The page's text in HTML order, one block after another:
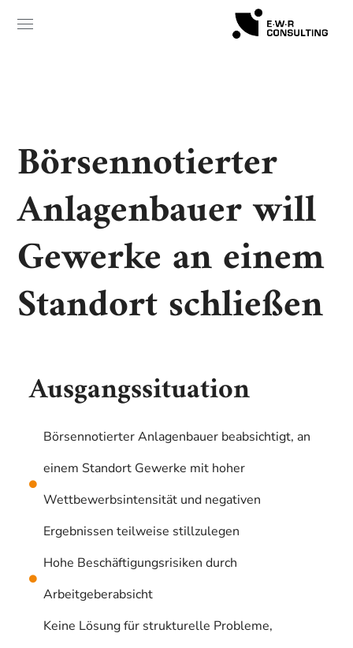
Börsennotierter
Anlagenbauer will
Gewerke an einem
Standort schließen
Ausgangssituation
Börsennotierter Anlagenbauer beabsichtigt, an
einem Standort Gewerke mit hoher
Wettbewerbsintensität und negativen
Ergebnissen teilweise stillzulegen
Hohe Beschäftigungsrisiken durch
Arbeitgeberabsicht
Keine Lösung für strukturelle Probleme,